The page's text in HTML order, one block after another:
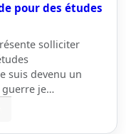
pour des études
solliciter
suis devenu un
guerre je…